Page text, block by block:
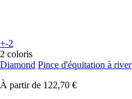
+-2
2 coloris
Diamond Pince d'équitation à river
À partir de 122,70 €